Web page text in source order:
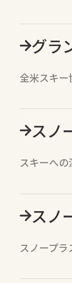
グラ
全米スキー
スノ
スキーへ
スノ
スノープラ